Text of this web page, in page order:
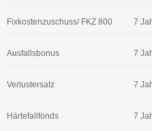
Fixkostenzuschuss/ FKZ 800 7
Ausfallsbonus 7
Verlustersatz 7
Härtefallfonds 7